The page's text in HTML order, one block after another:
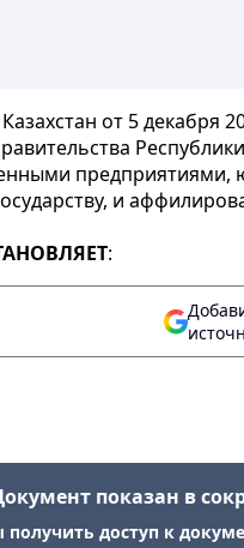
от 5 декабря
и
:
показан в
получить доступ к